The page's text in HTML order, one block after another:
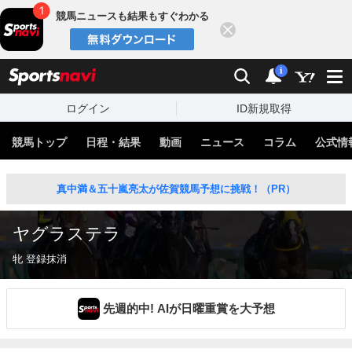
競馬ニュースも結果もすぐわかる
検索 通知
i
ログイン ID新規取得
競馬トップ 日程・結果 動画 ニュース コラム 公式情
真中満＆五十嵐亮太が佐賀競馬予想に挑戦！（PR）
ヤグラステラ
牝 登録抹消
先週的中! AIが日曜重賞を大予想